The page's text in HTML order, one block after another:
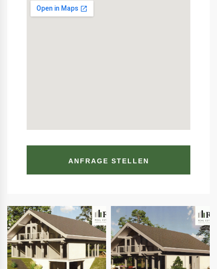
ANFRAGE STELLEN